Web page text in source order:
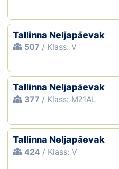
Tallinna Neljapäevak
507 / Klass: V
Tallinna Neljapäevak
377 / Klass: M21AL
Tallinna Neljapäevak
424 / Klass: V